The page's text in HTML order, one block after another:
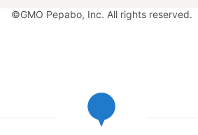
©GMO Pepabo, Inc. All rights reserved.